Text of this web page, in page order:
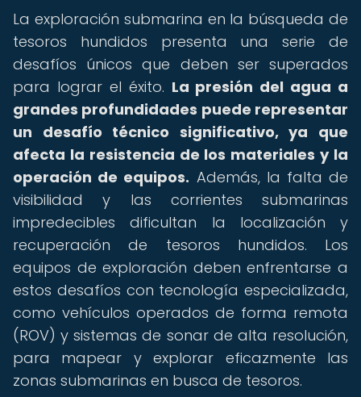
La exploración submarina en la búsqueda de
tesoros hundidos presenta una serie de
desafíos únicos que deben ser superados
para lograr el éxito. La presión del agua a
grandes profundidades puede representar
un desafío técnico significativo, ya que
afecta la resistencia de los materiales y la
operación de equipos. Además, la falta de
visibilidad y las corrientes submarinas
impredecibles dificultan la localización y
recuperación de tesoros hundidos. Los
equipos de exploración deben enfrentarse a
estos desafíos con tecnología especializada,
como vehículos operados de forma remota
(ROV) y sistemas de sonar de alta resolución,
para mapear y explorar eficazmente las
zonas submarinas en busca de tesoros.